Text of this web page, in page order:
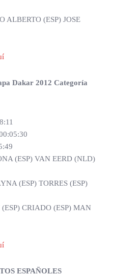
ALBERTO (ESP) JOSE
Dakar 2012 Categoría
(ESP) VAN EERD (NLD)
(ESP) TORRES (ESP)
CRIADO (ESP) MAN
ESPAÑOLES